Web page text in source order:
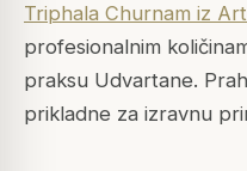
Triphala Churnam iz
profesionalnim
praksu Udvartane.
prikladne za izravnu